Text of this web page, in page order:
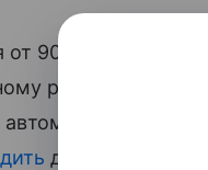
от 90 тыс. рублей
ремонту
до 300 тыс.